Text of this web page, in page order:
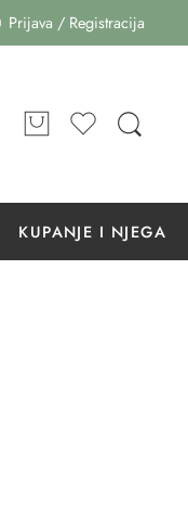
Prijava / Registracija
KUPANJE I NJEGA